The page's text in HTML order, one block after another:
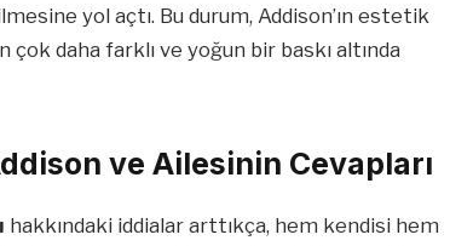
yol açtı. Bu durum, Addison’ın estetik
daha farklı ve yoğun bir baskı altında
ve Ailesinin Cevapları
hakkındaki iddialar arttıkça, hem kendisi hem